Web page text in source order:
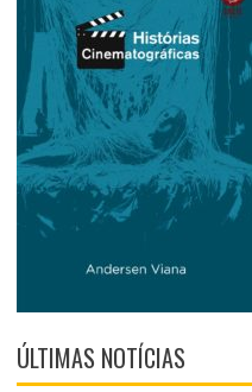
ÚLTIMAS NOTÍCIAS